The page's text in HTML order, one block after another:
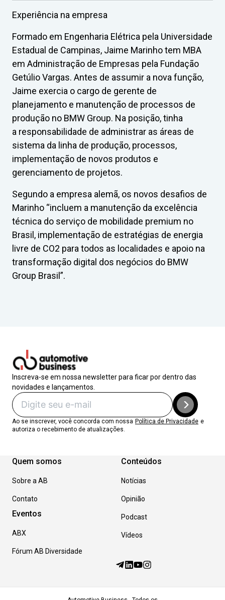
Experiência na empresa
Formado em Engenharia Elétrica pela Universidade
Estadual de Campinas, Jaime Marinho tem MBA
em Administração de Empresas pela Fundação
Getúlio Vargas. Antes de assumir a nova função,
Jaime exercia o cargo de gerente de
planejamento e manutenção de processos de
produção no BMW Group. Na posição, tinha
a responsabilidade de administrar as áreas de
sistema da linha de produção, processos,
implementação de novos produtos e
gerenciamento de projetos.
Segundo a empresa alemã, os novos desafios de
Marinho “incluem a manutenção da excelência
técnica do serviço de mobilidade premium no
Brasil, implementação de estratégias de energia
livre de CO2 para todos as localidades e apoio na
transformação digital dos negócios do BMW
Group Brasil”.
Inscreva-se em nossa newsletter para ficar por dentro das
novidades e lançamentos.
Ao se inscrever, você concorda com nossa Política de Privacidade e
autoriza o recebimento de atualizações.
Quem somos
Sobre a AB
Contato
Eventos
ABX
Fórum AB Diversidade
Conteúdos
Notícias
Opinião
Podcast
Vídeos